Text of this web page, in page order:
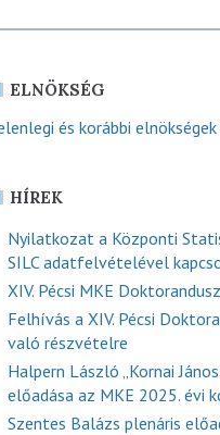
ELNÖKSÉG
és korábbi elnökségek
HÍREK
Nyilatkozat a Központi
SILC adatfelvételével
XIV. Pécsi MKE
Felhívás a XIV. Pécsi
való részvételre
Halpern László „Kornai
előadása az MKE 2025. évi
Szentes Balázs plenáris